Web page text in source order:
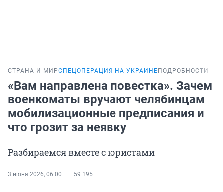
СТРАНА И МИРСПЕЦОПЕРАЦИЯ НА УКРАИНЕ ПОДРОБНОСТИ
«Вам направлена повестка». Зачем
военкоматы вручают челябинцам
мобилизационные предписания и
что грозит за неявку
Разбираемся вместе с юристами
3 июня 2026, 06:00 59 195